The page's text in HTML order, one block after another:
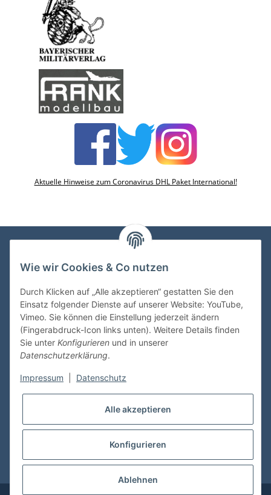
Aktuelle Hinweise zum Coronavirus DHL Paket International!
VDMedien24.de
Kasernenstraße 6-10
66482 Zweibrücken
Tel. 06332 72710
eMail: heinz.nickel@vdmedien.de
Shop Service
* Alle Preise inkl. gesetzlicher USt., zzgl.Versand
Wie wir Cookies & Co nutzen
Durch Klicken auf „Alle akzeptieren“ gestatten Sie den
Einsatz folgender Dienste auf unserer Website: YouTube,
Vimeo. Sie können die Einstellung jederzeit ändern
(Fingerabdruck-Icon links unten). Weitere Details finden
Sie unter Konfigurieren und in unserer
Datenschutzerklärung.
Impressum Datenschutz
Alle akzeptieren
Konfigurieren
Ablehnen